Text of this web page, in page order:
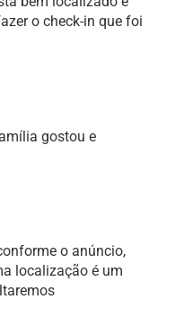
o check-in que foi
gostou e
o anúncio,
localização é um